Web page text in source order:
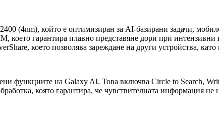
(4nm), който е оптимизиран за AI-базирани задачи,
което гарантира плавно представяне дори при
което позволява зареждане на други устройства,
функциите на Galaxy AI. Това включва Circle to Search,
която гарантира, че чувствителната информация не